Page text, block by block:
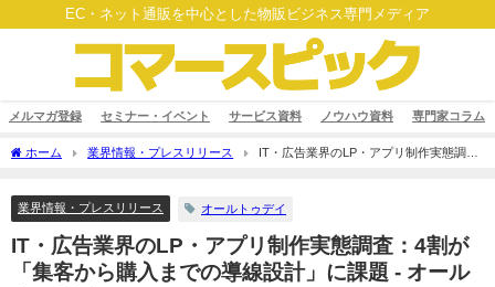
EC・ネット通販を中心とした物販ビジネス専門メディア
メルマガ登録 セミナー・イベント サービス資料 ノウハウ資料 専門家コラム
ホーム 業界情報・プレスリリース
IT・広告業界のLP・アプリ制作実態調
業界情報・プレスリリース オールトゥデイ
IT・広告業界のLP・アプリ制作実態調査：4割が
「集客から購入までの導線設計」に課題 - オール